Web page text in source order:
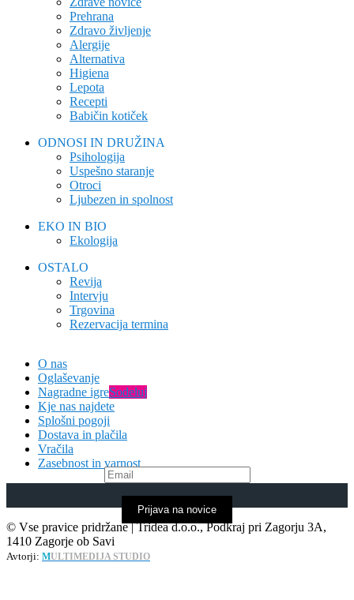
Prehrana
Zdravo življenje
Alergije
Alternativa
Higiena
Lepota
Recepti
Babičin kotiček
ODNOSI IN DRUŽINA
Psihologija
Uspešno staranje
Otroci
Ljubezen in spolnost
EKO IN BIO
Ekologija
OSTALO
Revija
Intervju
Trgovina
Rezervacija termina
O nas
Oglaševanje
Nagradne igreSodeluj
Kje nas najdete
Splošni pogoji
Dostava in plačila
Vračila
Zasebnost in varnost
Prijava na novice
© Vse pravice pridržane | Tridea d.o.o., Podkraj pri Zagorju 3A,
1410 Zagorje ob Savi
Avtorji: MULTIMEDIJA STUDIO